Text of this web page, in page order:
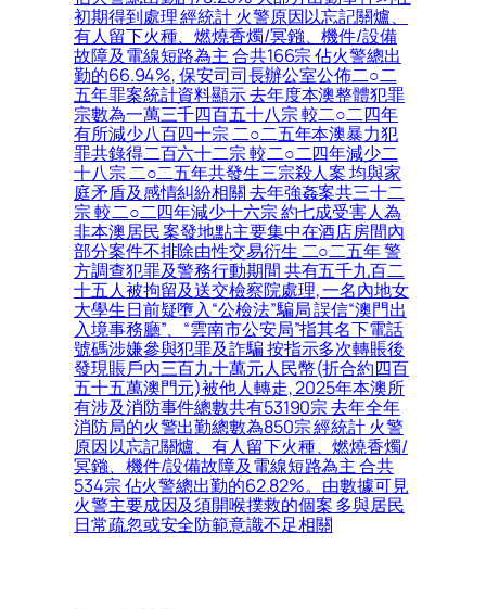
初期得到處理 經統計 火警原因以忘記關爐、
有人留下火種、燃燒香燭/冥鏹、機件/設備
故障及電線短路為主 合共166宗 佔火警總出
勤的66.94%, 保安司司長辦公室公佈二○二
五年罪案統計資料顯示 去年度本澳整體犯罪
宗數為一萬三千四百五十八宗 較二○二四年
有所減少八百四十宗 二○二五年本澳暴力犯
罪共錄得二百六十二宗 較二○二四年減少二
十八宗 二○二五年共發生三宗殺人案 均與家
庭矛盾及感情糾紛相關 去年強姦案共三十二
宗 較二○二四年減少十六宗 約七成受害人為
非本澳居民 案發地點主要集中在酒店房間內
部分案件不排除由性交易衍生 二○二五年 警
方調查犯罪及警務行動期間 共有五千九百二
十五人被拘留及送交檢察院處理, 一名內地女
大學生日前疑墮入“公檢法”騙局 誤信“澳門出
入境事務廳”、“雲南市公安局”指其名下電話
號碼涉嫌參與犯罪及詐騙 按指示多次轉賬後
發現賬戶內三百九十萬元人民幣(折合約四百
五十五萬澳門元)被他人轉走, 2025年本澳所
有涉及消防事件總數共有53190宗 去年全年
消防局的火警出勤總數為850宗 經統計 火警
原因以忘記關爐、有人留下火種、燃燒香燭/
冥鏹、機件/設備故障及電線短路為主 合共
534宗 佔火警總出勤的62.82%。由數據可見
火警主要成因及須開喉撲救的個案 多與居民
日常疏忽或安全防範意識不足相關